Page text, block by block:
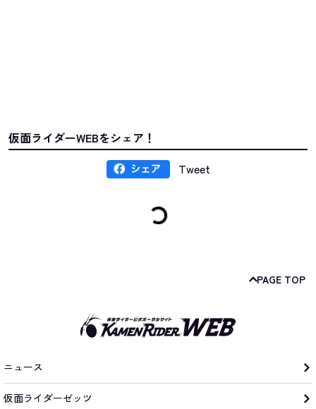
仮面ライダーWEBをシェア！
Tweet
PAGE TOP
ニュース
仮面ライダーゼッツ